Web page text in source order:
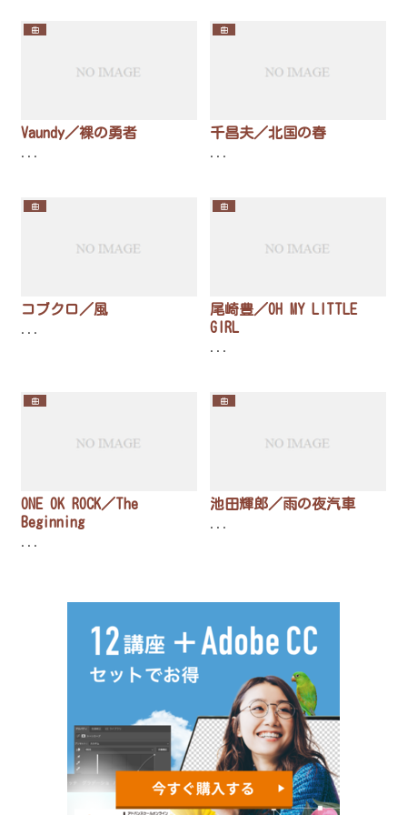
曲
Vaundy／裸の勇者
...
曲
千昌夫／北国の春
...
曲
コブクロ／風
...
曲
尾崎豊／OH MY LITTLE
GIRL
...
曲
ONE OK ROCK／The
Beginning
...
曲
池田輝郎／雨の夜汽車
...